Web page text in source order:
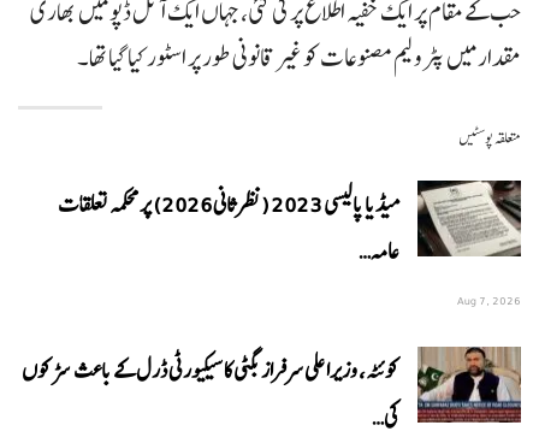
حب کے مقام پر ایک خفیہ اطلاع پر کی گئی، جہاں ایک آئل ڈپو میں بھاری
مقدار میں پٹرولیم مصنوعات کو غیر قانونی طور پر اسٹور کیا گیا تھا۔
متعلقہ پوسٹیں
میڈیا پالیسی 2023 (نظرثانی 2026) پر محکمہ تعلقات
عامہ…
Aug 7, 2026
کوئٹہ، وزیراعلی سرفراز بگٹی کا سیکیورٹی ڈرل کے باعث سڑکوں
کی…